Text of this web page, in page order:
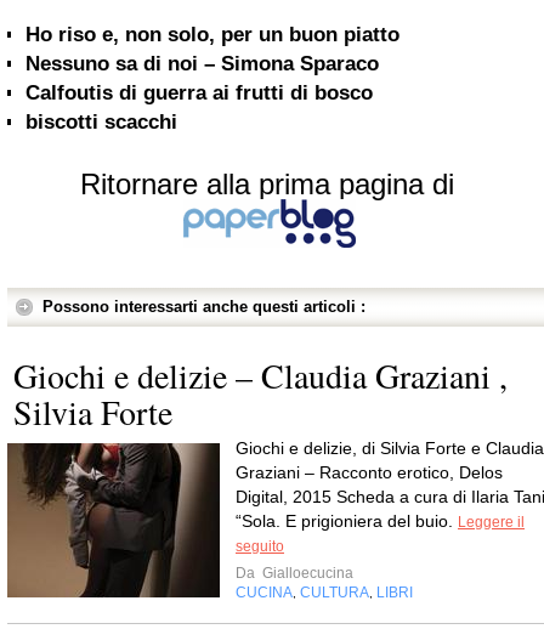
Ho riso e, non solo, per un buon piatto
Nessuno sa di noi – Simona Sparaco
Calfoutis di guerra ai frutti di bosco
biscotti scacchi
Ritornare alla prima pagina di
Possono interessarti anche questi articoli :
Giochi e delizie – Claudia Graziani ,
Silvia Forte
Giochi e delizie, di Silvia Forte e Claudia
Graziani – Racconto erotico, Delos
Digital, 2015 Scheda a cura di Ilaria Tani
“Sola. E prigioniera del buio.
Leggere il
seguito
Da Gialloecucina
CUCINA CULTURA LIBRI